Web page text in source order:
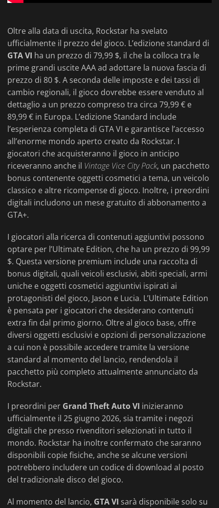
Oltre alla data di uscita, Rockstar ha svelato
ufficialmente il prezzo del gioco. L’edizione standard di
GTA VI ha un prezzo di 79,99 $, il che la colloca tra le
prime grandi uscite AAA ad adottare la nuova fascia di
prezzo di 80 $. A seconda delle imposte e dei tassi di
cambio regionali, il gioco dovrebbe essere venduto al
dettaglio a un prezzo compreso tra circa 79,99 € e
89,99 € in Europa. L’edizione Standard include
l’esperienza completa di GTA VI e garantisce l’accesso
all’enorme mondo aperto creato da Rockstar. I
giocatori che acquisteranno il gioco in anticipo
riceveranno anche il Vintage Vice City Pack, un pacchetto
bonus contenente oggetti cosmetici a tema, un veicolo
classico e altre ricompense di gioco. Inoltre, i preordini
digitali includono un mese gratuito di abbonamento a
GTA+.
I giocatori alla ricerca di contenuti aggiuntivi possono
optare per l’Ultimate Edition, che ha un prezzo di 99,99
$. Questa versione premium include una raccolta di
bonus digitali, quali veicoli esclusivi, abiti speciali, armi
uniche e oggetti cosmetici aggiuntivi ispirati ai
protagonisti del gioco, Jason e Lucia. L’Ultimate Edition
è pensata per i giocatori che desiderano contenuti
extra fin dal primo giorno. Oltre al gioco base, offre
diversi oggetti esclusivi e opzioni di personalizzazione
a cui non è possibile accedere tramite la versione
standard al momento del lancio, rendendola il
pacchetto più completo attualmente annunciato da
Rockstar.
I preordini per Grand Theft Auto VI inizieranno
ufficialmente il 25 giugno 2026, sia tramite i negozi
digitali che presso rivenditori selezionati in tutto il
mondo. Rockstar ha inoltre confermato che saranno
disponibili copie fisiche, anche se alcune versioni
potrebbero includere un codice di download al posto
del tradizionale disco del gioco.
Al momento del lancio, GTA VI sarà disponibile solo su